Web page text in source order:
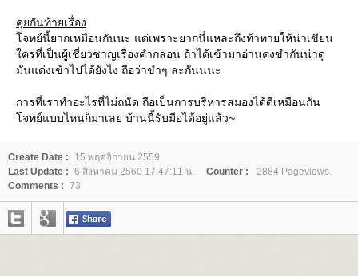
คุยกันท้ายเรื่อง
จทย์นี้ยากเหมือนกันนะ แต่เพราะยากนี่แหละถึงท้าทายให้น่าเขียน
ครที่เป็นผู้เชี่ยวชาญเรื่องคำกลอน ถ้าได้เข้ามาอ่านคงขำกันน่าดู
มันแต่งเข้าไปได้ยังไง ถือว่าขำๆ ละกันนนะ
การที่เราทำอะไรที่ไม่ถนัด ถือเป็นการบริหารสมองได้ดีเหมือนกัน
จทย์แบบไหนก็มาเลย บ้านนี้รับมือได้อยู่แล้ว~
Create Date :
15 พฤศจิกายน 2559
Last Update : 6 สิงหาคม 2560 17:47:11 น. Counter :
2884 Pageviews.
Comments : 73